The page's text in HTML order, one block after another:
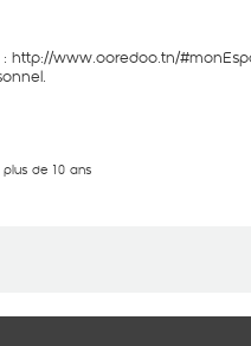
http://www.ooredoo.tn/
de 10 ans